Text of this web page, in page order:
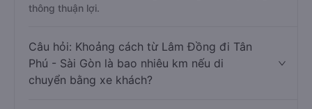
thông thuận lợi.
Câu hỏi: Khoảng cách từ Lâm Đồng đi Tân
Phú - Sài Gòn là bao nhiêu km nếu di
chuyển bằng xe khách?